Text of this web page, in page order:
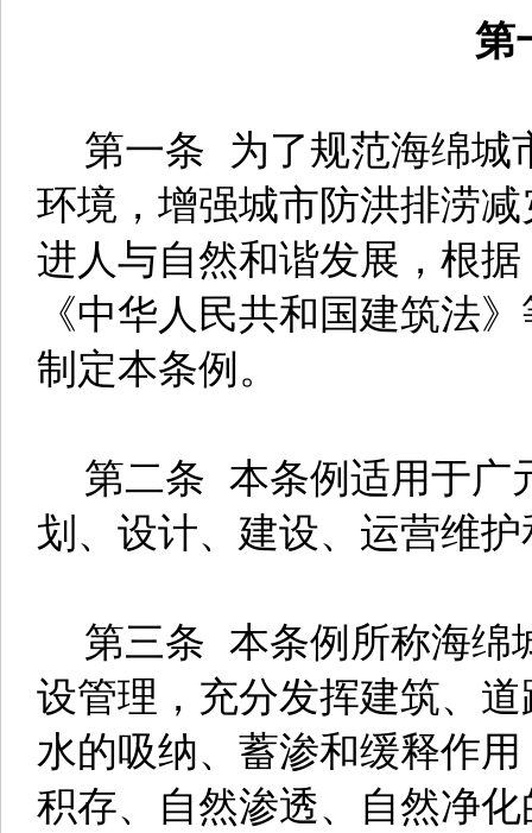
第
第一条 为了规范海绵城
环境，增强城市防洪排涝
进人与自然和谐发展，根
《中华人民共和国建筑法
制定本条例。
第二条 本条例适用于广
划、设计、建设、运营维
第三条 本条例所称海绵
设管理，充分发挥建筑、
水的吸纳、蓄渗和缓释作
积存、自然渗透、自然净